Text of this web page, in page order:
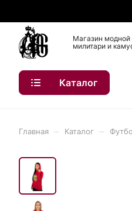
Магазин
милитари и
Каталог
Главная Каталог